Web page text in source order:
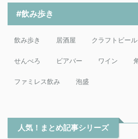
#飲み歩き
飲み歩き 居酒屋 クラフトビール
せんべろ ビアバー ワイン
ファミレス飲み 泡盛
人気！まとめ記事シリーズ